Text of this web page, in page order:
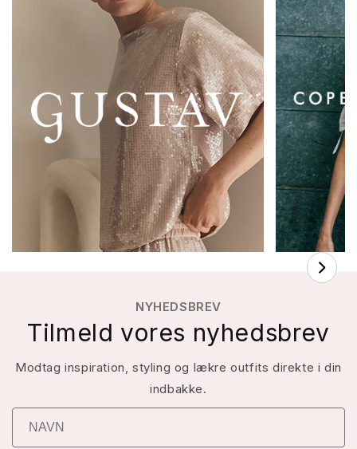
NYHEDSBREV
Tilmeld vores nyhedsbrev
Modtag inspiration, styling og lækre outfits direkte i din
indbakke.